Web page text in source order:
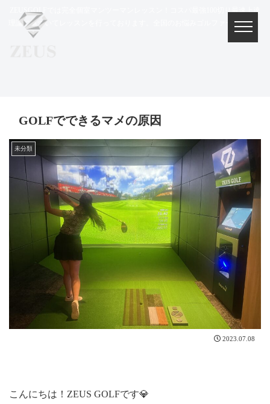
ZEUSGOLFでは完全個室マンツーマンレッスン！コスパ最強100切り最速上達
理論に基づいてレッスンを行っております。全国のお悩みゴルファー集まれ！
GOLFでできるマメの原因
未分類
2023.07.08
こんにちは！ZEUS GOLFです💎